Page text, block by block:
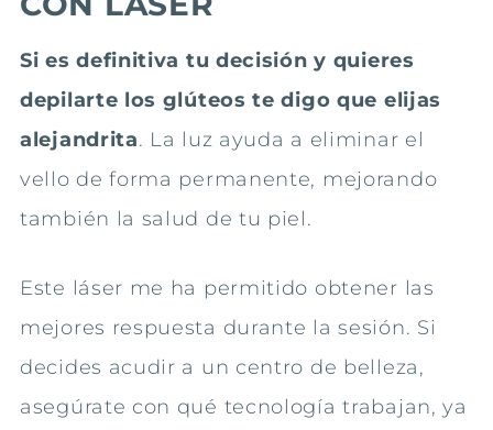
Si es definitiva tu decisión y quieres
depilarte los glúteos te digo que elijas
alejandrita. La luz ayuda a eliminar el
vello de forma permanente, mejorando
también la salud de tu piel.
Este láser me ha permitido obtener las
mejores respuesta durante la sesión. Si
decides acudir a un centro de belleza,
asegúrate con qué tecnología trabajan, ya